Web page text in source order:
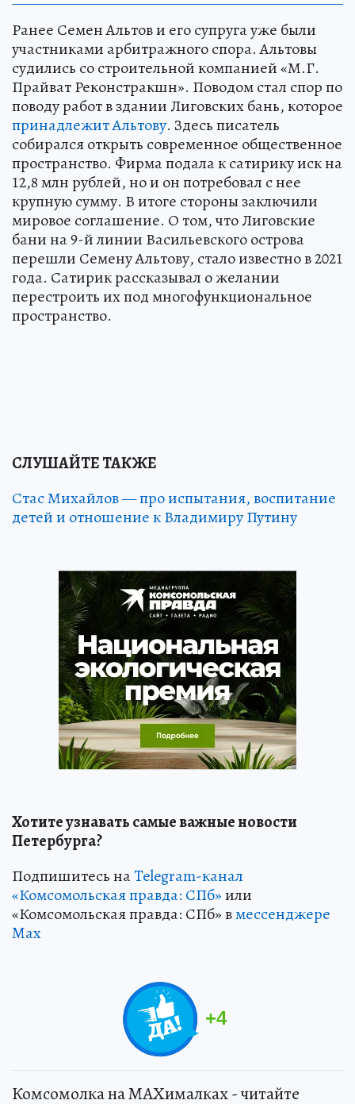
Ранее Семен Альтов и его супруга уже были
участниками арбитражного спора. Альтовы
судились со строительной компанией «М.Г.
Прайват Реконстракшн». Поводом стал спор по
поводу работ в здании Лиговских бань, которое
принадлежит Альтову. Здесь писатель
собирался открыть современное общественное
пространство. Фирма подала к сатирику иск на
12,8 млн рублей, но и он потребовал с нее
крупную сумму. В итоге стороны заключили
мировое соглашение. О том, что Лиговские
бани на 9-й линии Васильевского острова
перешли Семену Альтову, стало известно в 2021
года. Сатирик рассказывал о желании
перестроить их под многофункциональное
пространство.
СЛУШАЙТЕ ТАКЖЕ
Стас Михайлов — про испытания, воспитание
детей и отношение к Владимиру Путину
Хотите узнавать самые важные новости
Петербурга?
Подпишитесь наTelegram-канал
«Комсомольская правда: СПб»или
«Комсомольская правда: СПб» вмессенджере
Max
+4
Комсомолка на MAXималках - читайте